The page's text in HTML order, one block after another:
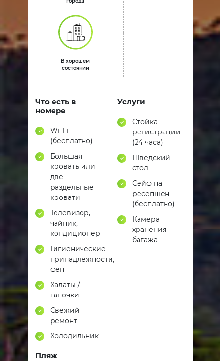
города
В хорошем
состоянии
Что есть в
номере
Wi-Fi
(бесплатно)
Большая
кровать или
две
раздельные
кровати
Телевизор,
чайник,
кондиционер
Гигиенические
принадлежности,
фен
Халаты /
тапочки
Свежий
ремонт
Холодильник
Услуги
Стойка
регистрации
(24 часа)
Шведский
стол
Сейф на
ресепшен
(бесплатно)
Камера
хранения
багажа
Пляж